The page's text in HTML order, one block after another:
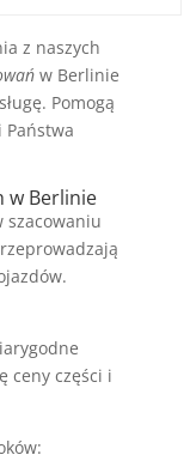
z naszych
w Berlinie
Pomogą
Państwa
w Berlinie
szacowaniu
ceny części i